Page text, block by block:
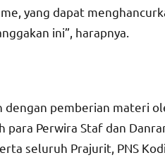
yang dapat
ini”, harapnya.
pemberian materi
Perwira Staf dan
seluruh Prajurit, PNS